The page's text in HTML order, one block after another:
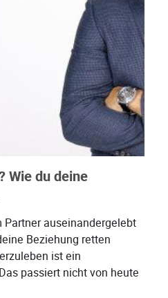
Wie du deine
auseinandergelebt
Beziehung retten
ist ein
passiert nicht von heute